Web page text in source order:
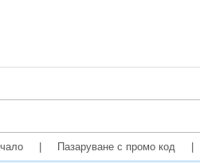
Пазаруване с промо код